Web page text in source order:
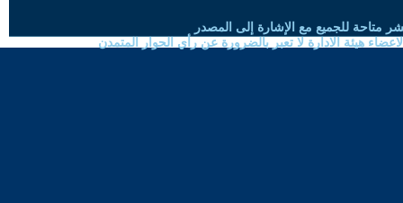
متاحة للجميع مع الإشارة إلى المصدر
هيئة الادارة لا تعبر بالضرورة عن رأي الحوار المتمدن